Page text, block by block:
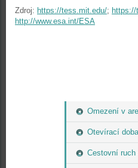
Omezení v
Otevírací
Cestovní ruch
Zdroj: https://tess.mit.edu/;
http://www.esa.int/ESA